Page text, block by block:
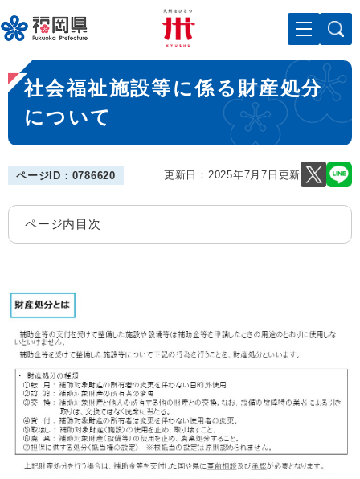
ー
ジ
先
頭
。
メニューを飛ばして本文へ
本
文
社会福祉施設等に係る財産処分
について
ページID：0786620 更新日：2025年7月7日更新
ページ内目次